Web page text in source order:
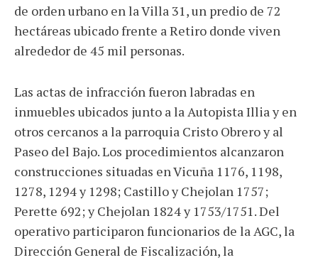
de orden urbano en la Villa 31, un predio de 72
hectáreas ubicado frente a Retiro donde viven
alrededor de 45 mil personas.
Las actas de infracción fueron labradas en
inmuebles ubicados junto a la Autopista Illia y en
otros cercanos a la parroquia Cristo Obrero y al
Paseo del Bajo. Los procedimientos alcanzaron
construcciones situadas en Vicuña 1176, 1198,
1278, 1294 y 1298; Castillo y Chejolan 1757;
Perette 692; y Chejolan 1824 y 1753/1751. Del
operativo participaron funcionarios de la AGC, la
Dirección General de Fiscalización, la